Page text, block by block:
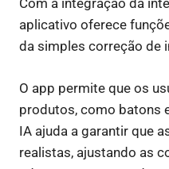
Com a integração da
aplicativo oferece
da simples correção de
O app permite que os
produtos, como batons
IA ajuda a garantir que
realistas, ajustando as